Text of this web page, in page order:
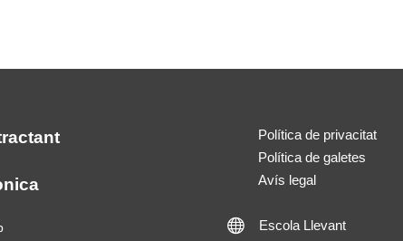
Política de privacitat
Política de galetes
Avís legal
Escola Llevant Webpage
Escola Llevant